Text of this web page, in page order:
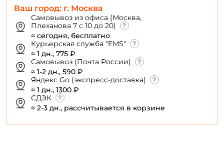
Ваш город: г. Москва
Самовывоз из офиса (Москва,
Плеханова 7 с 10 до 20)
≈ сегодня, бесплатно
Курьерская служба "EMS"
≈ 1 дн., 775 ₽
Самовывоз (Почта России)
≈ 1-2 дн., 590 ₽
Яндекс Go (экспресс-доставка)
≈ 1 дн., 1300 ₽
СДЭК
≈ 2-3 дн., рассчитывается в корзине